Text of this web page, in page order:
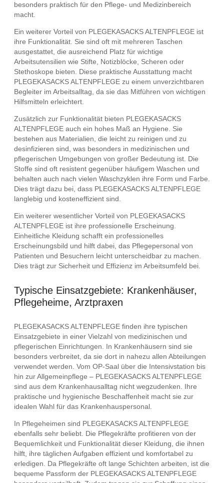
besonders praktisch für den Pflege- und Medizinbereich
macht.
Ein weiterer Vorteil von PLEGEKASACKS ALTENPFLEGE ist
ihre Funktionalität. Sie sind oft mit mehreren Taschen
ausgestattet, die ausreichend Platz für wichtige
Arbeitsutensilien wie Stifte, Notizblöcke, Scheren oder
Stethoskope bieten. Diese praktische Ausstattung macht
PLEGEKASACKS ALTENPFLEGE zu einem unverzichtbaren
Begleiter im Arbeitsalltag, da sie das Mitführen von wichtigen
Hilfsmitteln erleichtert.
Zusätzlich zur Funktionalität bieten PLEGEKASACKS
ALTENPFLEGE auch ein hohes Maß an Hygiene. Sie
bestehen aus Materialien, die leicht zu reinigen und zu
desinfizieren sind, was besonders in medizinischen und
pflegerischen Umgebungen von großer Bedeutung ist. Die
Stoffe sind oft resistent gegenüber häufigem Waschen und
behalten auch nach vielen Waschzyklen ihre Form und Farbe.
Dies trägt dazu bei, dass PLEGEKASACKS ALTENPFLEGE
langlebig und kosteneffizient sind.
Ein weiterer wesentlicher Vorteil von PLEGEKASACKS
ALTENPFLEGE ist ihre professionelle Erscheinung.
Einheitliche Kleidung schafft ein professionelles
Erscheinungsbild und hilft dabei, das Pflegepersonal von
Patienten und Besuchern leicht unterscheidbar zu machen.
Dies trägt zur Sicherheit und Effizienz im Arbeitsumfeld bei.
Typische Einsatzgebiete: Krankenhäuser,
Pflegeheime, Arztpraxen
PLEGEKASACKS ALTENPFLEGE finden ihre typischen
Einsatzgebiete in einer Vielzahl von medizinischen und
pflegerischen Einrichtungen. In Krankenhäusern sind sie
besonders verbreitet, da sie dort in nahezu allen Abteilungen
verwendet werden. Vom OP-Saal über die Intensivstation bis
hin zur Allgemeinpflege – PLEGEKASACKS ALTENPFLEGE
sind aus dem Krankenhausalltag nicht wegzudenken. Ihre
praktische und hygienische Beschaffenheit macht sie zur
idealen Wahl für das Krankenhauspersonal.
In Pflegeheimen sind PLEGEKASACKS ALTENPFLEGE
ebenfalls sehr beliebt. Die Pflegekräfte profitieren von der
Bequemlichkeit und Funktionalität dieser Kleidung, die ihnen
hilft, ihre täglichen Aufgaben effizient und komfortabel zu
erledigen. Da Pflegekräfte oft lange Schichten arbeiten, ist die
bequeme Passform der PLEGEKASACKS ALTENPFLEGE